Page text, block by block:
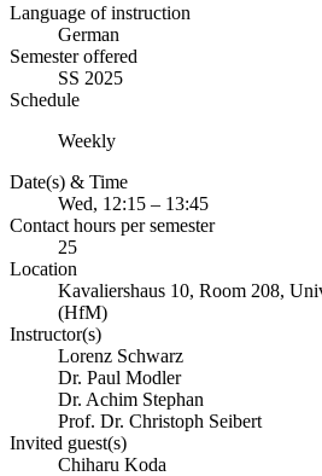
Language of instruction
German
Semester offered
SS 2025
Schedule
Weekly
Date(s) & Time
Wed, 12:15 – 13:45
Contact hours per semester
25
Location
Kavaliershaus 10, Room 208,
(HfM)
Instructor(s)
Lorenz Schwarz
Dr. Paul Modler
Dr. Achim Stephan
Prof. Dr. Christoph Seibert
Invited guest(s)
Chiharu Koda